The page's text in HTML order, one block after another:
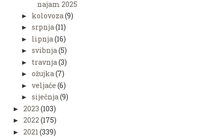
najam 2025
► kolovoza (9)
► srpnja(11)
► lipnja (16)
► svibnja(5)
► travnja (3)
► ožujka(7)
► veljače (6)
► siječnja(9)
► 2023 (103)
► 2022 (175)
► 2021 (339)